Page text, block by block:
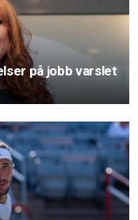
på jobb varslet